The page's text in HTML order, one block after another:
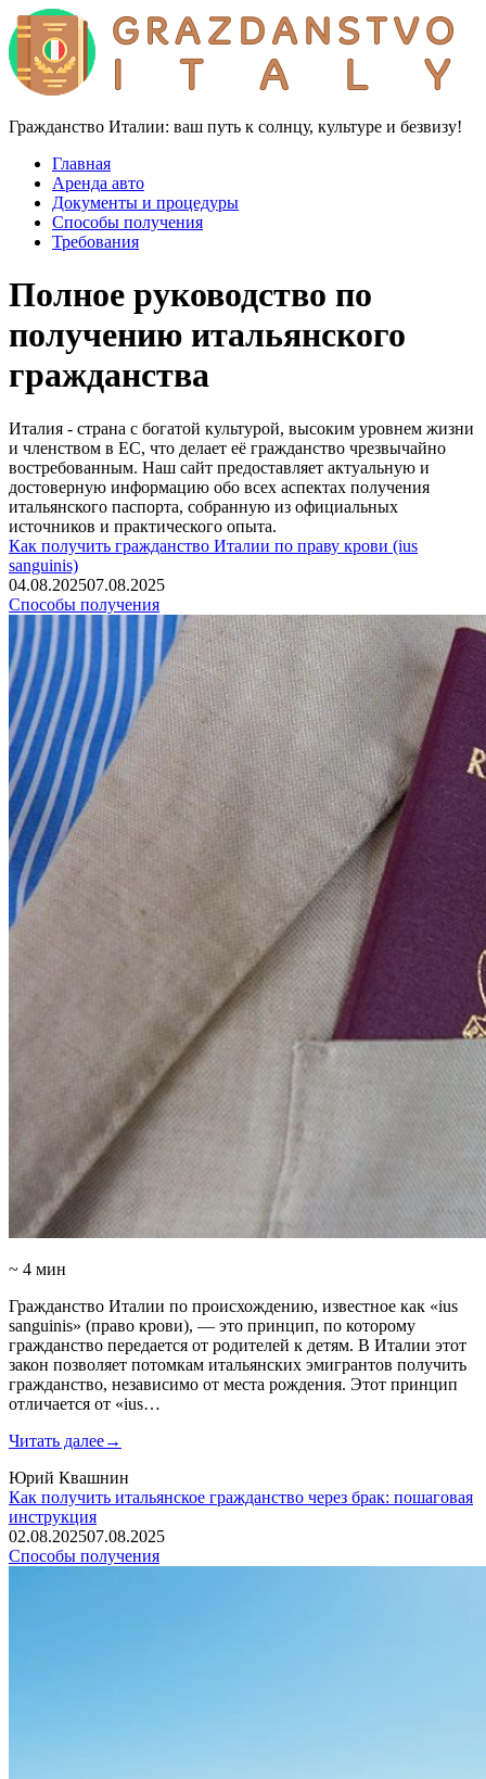
Гражданство Италии: ваш путь к солнцу, культуре и безвизу!
Главная
Аренда авто
Документы и процедуры
Способы получения
Требования
Полное руководство по
получению итальянского
гражданства
Италия - страна с богатой культурой, высоким уровнем жизни
и членством в ЕС, что делает её гражданство чрезвычайно
востребованным. Наш сайт предоставляет актуальную и
достоверную информацию обо всех аспектах получения
итальянского паспорта, собранную из официальных
источников и практического опыта.
Как получить гражданство Италии по праву крови (ius
sanguinis)
04.08.202507.08.2025
Способы получения
~ 4 мин
Гражданство Италии по происхождению, известное как «ius
sanguinis» (право крови), — это принцип, по которому
гражданство передается от родителей к детям. В Италии этот
закон позволяет потомкам итальянских эмигрантов получить
гражданство, независимо от места рождения. Этот принцип
отличается от «ius…
Читать далее→
Юрий Квашнин
Как получить итальянское гражданство через брак: пошаговая
инструкция
02.08.202507.08.2025
Способы получения